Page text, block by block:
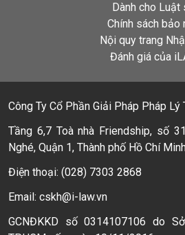
Dành cho Luật
Chính sách bảo
Nội quy trang
Đánh giá của
Công Ty Cổ Phần Giải Pháp Pháp Lý
Tầng 6,7 Toà nhà Friendship, số
Nghé, Quận 1, Thành phố Hồ Chí
Điện thoại: (028) 7303 2868
Email: cskh@i-law.vn
GCNĐKKD số 0314107106 do